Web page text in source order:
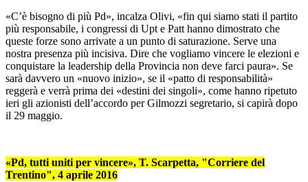
«C’è bisogno di più Pd», incalza Olivi, «fin qui siamo stati il partito
più responsabile, i congressi di Upt e Patt hanno dimostrato che
queste forze sono arrivate a un punto di saturazione. Serve una
nostra presenza più incisiva. Dire che vogliamo vincere le elezioni e
conquistare la leadership della Provincia non deve farci paura». Se
sarà davvero un «nuovo inizio», se il «patto di responsabilità»
reggerà e verrà prima dei «destini dei singoli», come hanno ripetuto
ieri gli azionisti dell’accordo per Gilmozzi segretario, si capirà dopo
il 29 maggio.
«Pd, tutti uniti per vincere», T. Scarpetta, "Corriere del
Trentino", 4 aprile 2016